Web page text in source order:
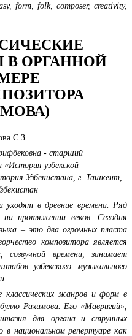
form, folk, composer, creativity,
ОРГАННОЙ
С.З.
- старший
«История узбекской
Узбекистана, г. Ташкент,
уходят в древние времена. Ряд
протяжении веков. Сегодня
– это два огромных пласта
композитора является
времени, занимает
узбекского музыкального
классических жанров и форм в
Рахимова. Его «Мавригий»,
для органа и струнных
национальном репертуаре как